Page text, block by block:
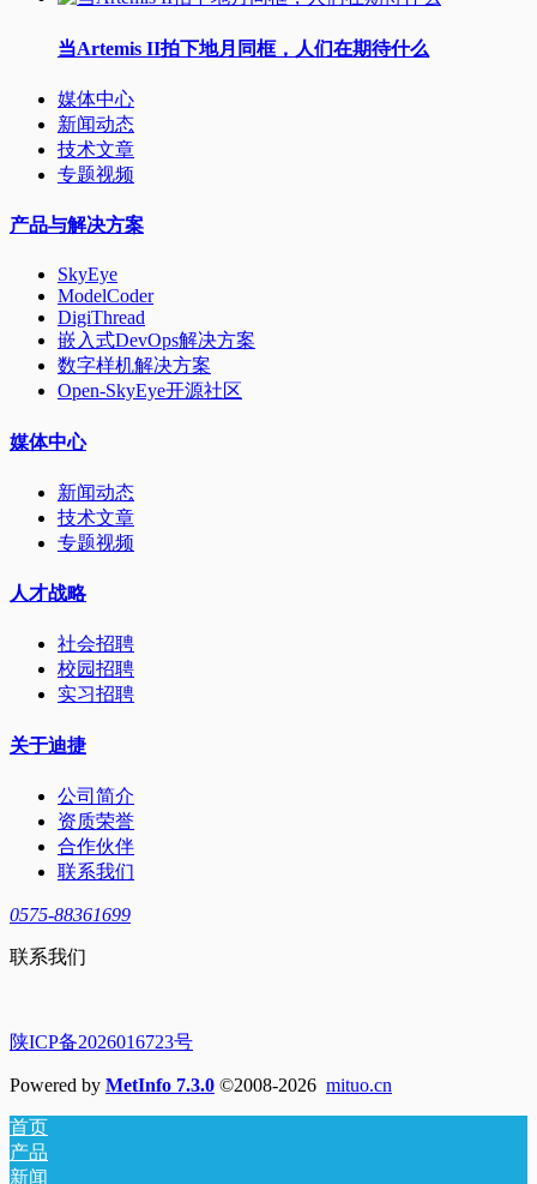
当Artemis II拍下地月同框，人们在期待什么
媒体中心
新闻动态
技术文章
专题视频
产品与解决方案
SkyEye
ModelCoder
DigiThread
嵌入式DevOps解决方案
数字样机解决方案
Open-SkyEye开源社区
媒体中心
新闻动态
技术文章
专题视频
人才战略
社会招聘
校园招聘
实习招聘
关于迪捷
公司简介
资质荣誉
合作伙伴
联系我们
0575-88361699
联系我们
陕ICP备2026016723号
Powered by MetInfo 7.3.0 ©2008-2026 mituo.cn
首页
产品
新闻